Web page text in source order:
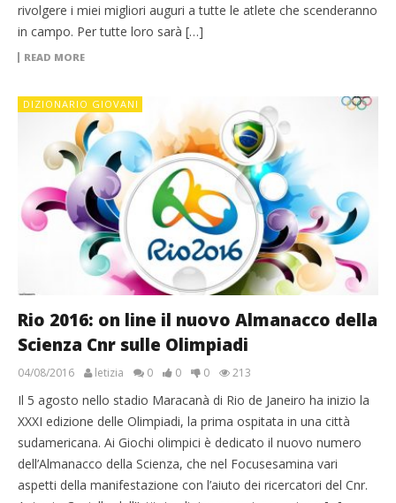
rivolgere i miei migliori auguri a tutte le atlete che scenderanno
in campo. Per tutte loro sarà […]
READ MORE
DIZIONARIO GIOVANI
Rio 2016: on line il nuovo Almanacco della
Scienza Cnr sulle Olimpiadi
04/08/2016 letizia 0 0 0 213
Il 5 agosto nello stadio Maracanà di Rio de Janeiro ha inizio la
XXXI edizione delle Olimpiadi, la prima ospitata in una città
sudamericana. Ai Giochi olimpici è dedicato il nuovo numero
dell’Almanacco della Scienza, che nel Focusesamina vari
aspetti della manifestazione con l’aiuto dei ricercatori del Cnr.